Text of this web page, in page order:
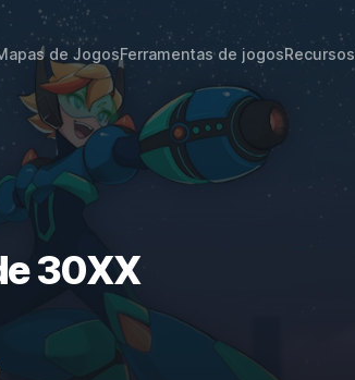
de JogosFerramentas de jogosRecursos
30XX